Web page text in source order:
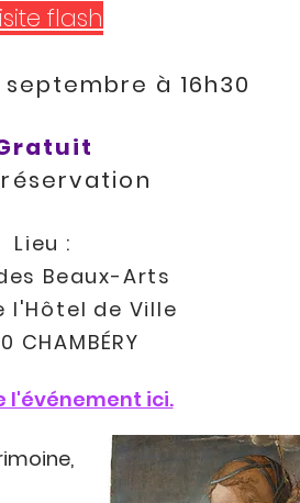
flash
à 16h30
Lieu :
Beaux-Arts
l'Hôtel de Ville
CHAMBÉRY
l'événement ici.